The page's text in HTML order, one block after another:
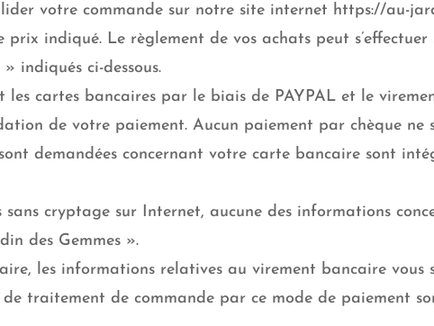
votre commande sur notre site internet https://au-
indiqué. Le règlement de vos achats peut s’effectuer
indiqués ci-dessous.
les cartes bancaires par le biais de PAYPAL et le
de votre paiement. Aucun paiement par chèque ne
demandées concernant votre carte bancaire sont
cryptage sur Internet, aucune des informations
des Gemmes ».
les informations relatives au virement bancaire vous
traitement de commande par ce mode de paiement